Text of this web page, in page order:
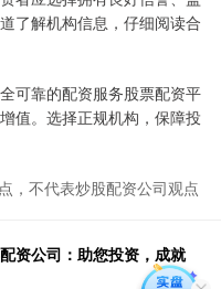
了解机构信息，仔细阅读合
可靠的配资服务股票配资平
值。选择正规机构，保障投
，不代表炒股配资公司观点
资公司：助您投资，成就